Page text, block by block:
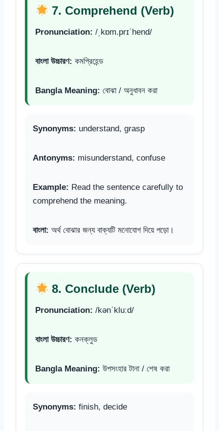
7. Comprehend (Verb)
Pronunciation: /ˌkɒm.prɪˈhend/
বাংলা উচ্চারণ: কমপ্রিহেন্ড
Bangla Meaning: বোঝা / অনুধাবন করা
Synonyms: understand, grasp
Antonyms: misunderstand, confuse
Example: Read the sentence carefully to
comprehend the meaning.
বাংলা: অর্থ বোঝার জন্য বাক্যটি মনোযোগ দিয়ে পড়ো।
8. Conclude (Verb)
Pronunciation: /kənˈkluːd/
বাংলা উচ্চারণ: কনক্লুড
Bangla Meaning: উপসংহার টানা / শেষ করা
Synonyms: finish, decide